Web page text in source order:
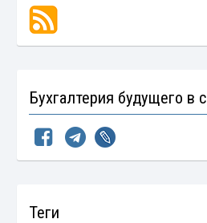
Бухгалтерия будущего в
Теги